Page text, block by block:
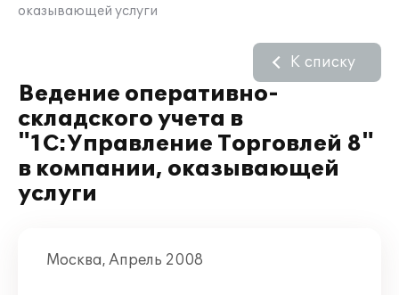
оказывающей услуги
Ведение оперативно-
складского учета в
"1С:Управление Торговлей 8"
в компании, оказывающей
услуги
К списку
Москва, Апрель 2008